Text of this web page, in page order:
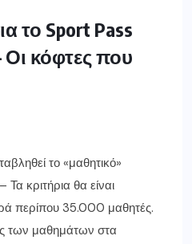
το Sport Pass
κόφτες που
το «μαθητικό»
κριτήρια θα είναι
περίπου 35.000 μαθητές.
των μαθημάτων στα